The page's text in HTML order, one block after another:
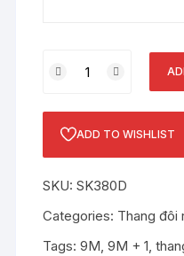
nhôm
chữ
SK380D
New
ADD TO WISHLIST
SKU:SK380D
Categories: Thang đôi
Tags:9M,9M + 1,